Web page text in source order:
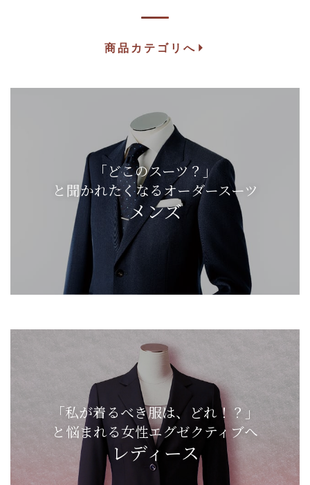
商品カテゴリへ
「どこのスーツ？」
と聞かれたくなるオーダースーツ
メンズ
「私が着るべき服は、どれ！？」
と悩まれる女性エグゼクティブへ
レディース